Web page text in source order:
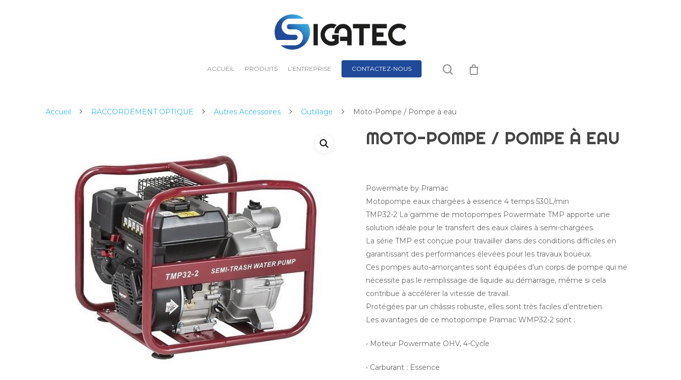
Appuyez sur ENTER pour lancer la recherche, ou ECHAP pour fermer.
ACCUEIL PRODUITS L’ENTREPRISE CONTACTEZ-NOUS
Accueil RACCORDEMENT OPTIQUE Autres Accessoires Outillage Moto-Pompe / Pompe à eau
MOTO-POMPE / POMPE À EAU
Powermate by Pramac
Motopompe eaux chargées à essence 4 temps 530L/min
TMP32-2 La gamme de motopompes Powermate TMP apporte une
solution idéale pour le transfert des eaux claires à semi-chargées.
La série TMP est conçue pour travailler dans des conditions difficiles en
garantissant des performances élevées pour les travaux boueux.
Ces pompes auto-amorçantes sont équipées d’un corps de pompe qui ne
nécessite pas le remplissage de liquide au démarrage, même si cela
contribue à accélérer la vitesse de travail.
Protégées par un châssis robuste, elles sont très faciles d’entretien.
Les avantages de ce motopompe Pramac WMP32-2 sont :
• Moteur Powermate OHV, 4-Cycle
• Carburant : Essence